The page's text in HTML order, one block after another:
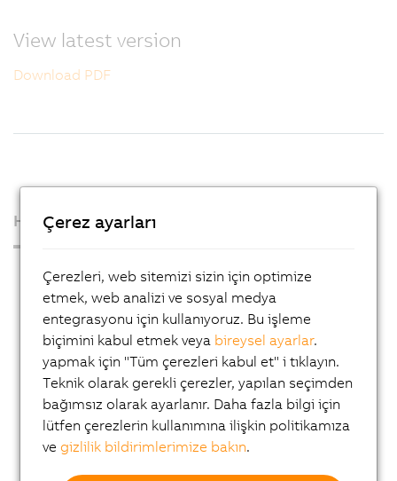
View latest version
Download PDF
Hakkımızda
Basın Odası
Blog
AutoMates
E-Mail-Service von B&R
Kariyer
Lokasyonlar
İletişim
Çerez ayarları
Çerezleri, web sitemizi sizin için optimize
etmek, web analizi ve sosyal medya
entegrasyonu için kullanıyoruz. Bu işleme
biçimini kabul etmek veya bireysel ayarlar.
yapmak için "Tüm çerezleri kabul et" i tıklayın.
Teknik olarak gerekli çerezler, yapılan seçimden
bağımsız olarak ayarlanır. Daha fazla bilgi için
lütfen çerezlerin kullanımına ilişkin politikamıza
vegizlilik bildirimlerimize bakın.